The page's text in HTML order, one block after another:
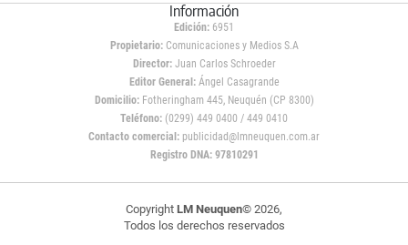
Información
Edición: 6951
Propietario:Comunicaciones y Medios S.A
Director: Juan Carlos Schroeder
Editor General:Ángel Casagrande
Domicilio:Fotheringham 445, Neuquén (CP 8300)
Teléfono: (0299) 449 0400 / 449 0410
Contacto comercial: publicidad@lmneuquen.com.ar
Registro DNA: 97810291
Copyright LM Neuquen© 2026,
Todos los derechos reservados